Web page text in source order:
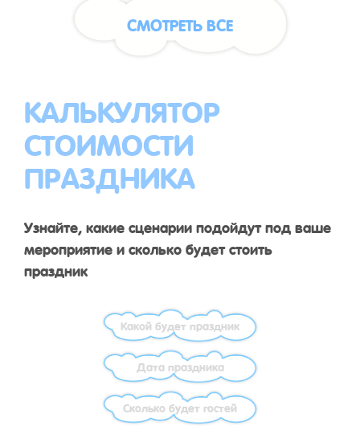
СМОТРЕТЬ ВСЕ
КАЛЬКУЛЯТОР
СТОИМОСТИ
ПРАЗДНИКА
Узнайте, какие сценарии подойдут под ваше
мероприятие и сколько будет стоить
праздник